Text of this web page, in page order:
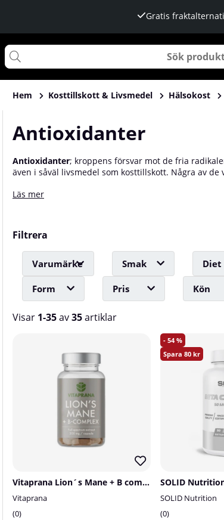
Gratis
Hem Kosttillskott & Livsmedel Hälsokost
Antioxidanter
Antioxidanter; kroppens försvar mot de fria
även i såväl livsmedel som kosttillskott. Några av
att få i sig tillräckligt och ett kosttillskott kan
Läs mer
Filtrera
Varumärke Smak Diet
Form Pris Kön
Visar 1-35av35artiklar
Vitaprana Lion´s Mane + B complex, 50 caps
Vitaprana
0
54
80
SOLID Nutrition
0